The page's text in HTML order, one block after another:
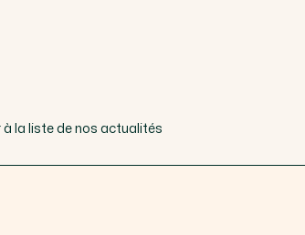
la liste de nos actualités